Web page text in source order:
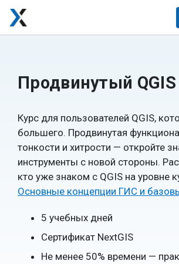
Продвинутый QGIS
Курс для пользователей QGIS,
большего. Продвинутая
тонкости и хитрости — откройте
инструменты с новой стороны.
кто уже знаком с QGIS на уровне
Основные концепции ГИС и
5 учебных дней
Сертификат NextGIS
Не менее 50% времени —